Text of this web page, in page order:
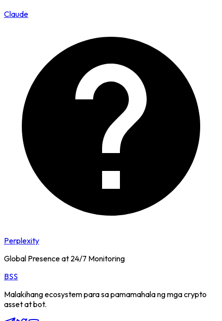
Claude
Perplexity
Global Presence at 24/7 Monitoring
BSS
Malakihang ecosystem para sa pamamahala ng mga crypto
asset at bot.